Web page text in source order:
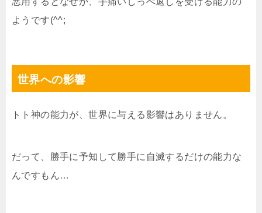
ようです(^^;
世界への影響
トト神の能力が、世界に与える影響はありません。
だって、勝手に予知して勝手に自滅するだけの能力な
んですもん…